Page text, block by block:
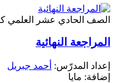
الصف الحادي عشر العلمي
المراجعة النهائية
إعداد المدرّس: أحمد جبريل
إضافة: مايا